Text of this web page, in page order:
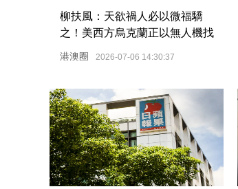
柳扶風：天欲禍人必以微福驕
之！美西方烏克蘭正以無人機找
死
港澳圈 2026-07-06 14:30:37